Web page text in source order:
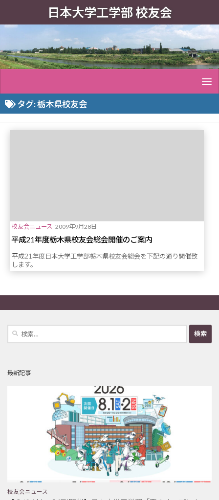
日本大学工学部 校友会
タグ:栃木県校友会
校友会ニュース 2009年9月28日
平成21年度栃木県校友会総会開催のご案内
平成21年度日本大学工学部栃木県校友会総会を下記の通り開催致
します。
最新記事
校友会ニュース